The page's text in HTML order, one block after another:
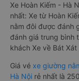
Xe Hoàn Kiếm - Hà
nhất: Xe từ Hoàn
nằm đôi được đánh
đánh giá trung bình
khách Xe về Bát
Giá vé xe giường
Hà Nội rẻ nhất là